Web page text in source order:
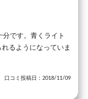
です。青くライト
るようになっていま
口コミ投稿日：2018/11/09